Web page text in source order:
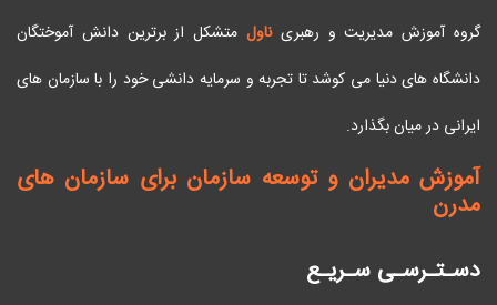
گروه آموزش مدیریت و رهبریناول متشکل از برترین دانش آموختگان
دانشگاه های دنیا می کوشد تا تجربه و سرمایه دانشی خود را با سازمان های
ایرانی در میان بگذارد.
آموزش مدیران و توسعه سازمان برای سازمان های
مدرن
دسـتـرسـی سـریـع